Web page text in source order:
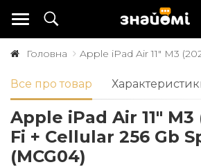
Головна Apple iPad Air 11" M3
Все про товар
Apple iPad Air 11" M3
Fi + Cellular 256 Gb
(MCG04)